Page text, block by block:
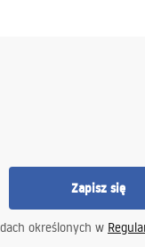
Zapisz się
określonych w